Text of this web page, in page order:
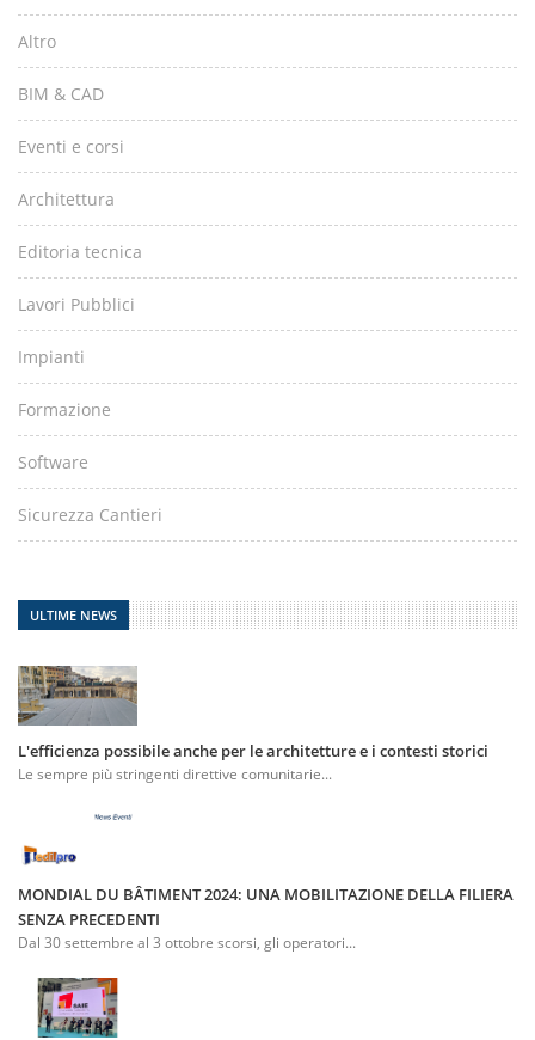
Altro
BIM & CAD
Eventi e corsi
Architettura
Editoria tecnica
Lavori Pubblici
Impianti
Formazione
Software
Sicurezza Cantieri
ULTIME NEWS
L'efficienza possibile anche per le architetture e i contesti storici
Le sempre più stringenti direttive comunitarie...
MONDIAL DU BÂTIMENT 2024: UNA MOBILITAZIONE DELLA FILIERA
SENZA PRECEDENTI
Dal 30 settembre al 3 ottobre scorsi, gli operatori...